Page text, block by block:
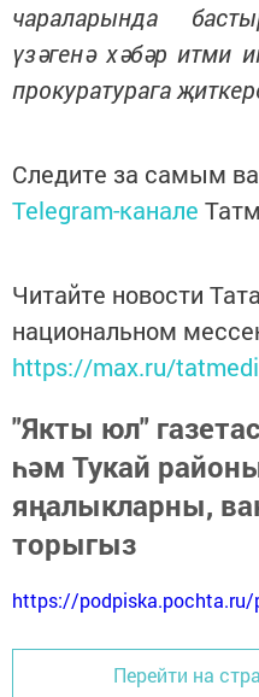
чараларында
үзәгенә хәбәр итми
прокуратурага
Следите за самым
Telegram-канале
Читайте новости
национальном
https://max.ru/
"Якты юл"
һәм Тукай
яңалыкларны,
торыгыз
https://podpiska.pochta.ru/
Перейти на